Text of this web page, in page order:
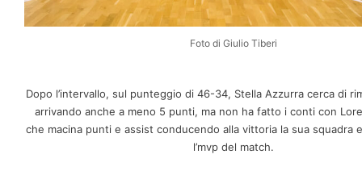
Foto di Giulio Tiberi
Dopo l’intervallo, sul punteggio di 46-34, Stella Azzurra cerca di
arrivando anche a meno 5 punti, ma non ha fatto i conti con
che macina punti e assist conducendo alla vittoria la sua squadra
l’mvp del match.